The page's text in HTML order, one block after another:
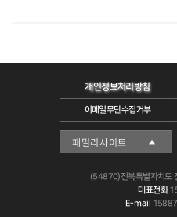
개인정보처리방침
이메일무단수집거부
(54870)전북특별자치도
대표전화
E-mail